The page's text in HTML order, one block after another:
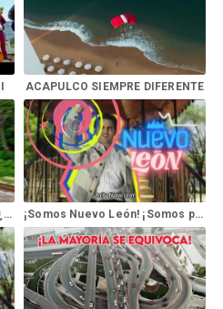
ACAPULCO SIEMPRE DIFERENTE
ASÍ es viajar en TREN MAYA! | ¿vale realmente la pena? ¡Somos Nuevo León! ¡Somos puro Corazón! - Samuel García